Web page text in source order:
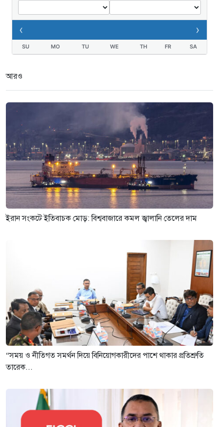
‹ ›
SU MO TU WE TH FR SA
আরও
ইরান সংকটে ইতিবাচক মোড়: বিশ্ববাজারে কমল জ্বালানি তেলের দাম
“সময় ও নীতিগত সমর্থন দিয়ে বিনিয়োগকারীদের পাশে থাকার প্রতিশ্রুতি
তারেক...